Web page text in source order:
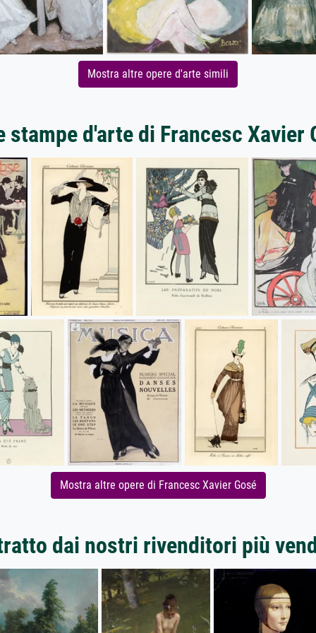
Mostra altre opere d'arte simili
stampe d'arte di Francesc Xavier
Mostra altre opere di Francesc Xavier Gosé
dai nostri rivenditori più